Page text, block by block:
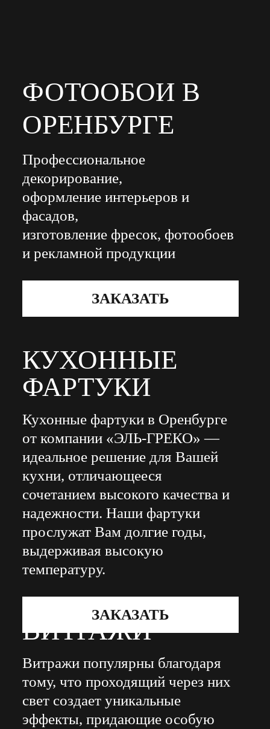
ФОТООБОИ В
ОРЕНБУРГЕ
Профессиональное
декорирование,
оформление интерьеров и
фасадов,
изготовление фресок, фотообоев
и рекламной продукции
ЗАКАЗАТЬ
КУХОННЫЕ
ФАРТУКИ
Кухонные фартуки в Оренбурге
от компании «ЭЛЬ-ГРЕКО» —
идеальное решение для Вашей
кухни, отличающееся
сочетанием высокого качества и
надежности. Наши фартуки
прослужат Вам долгие годы,
выдерживая высокую
температуру.
ЗАКАЗАТЬ
ВИТРАЖИ
Витражи популярны благодаря
тому, что проходящий через них
свет создает уникальные
эффекты, придающие особую